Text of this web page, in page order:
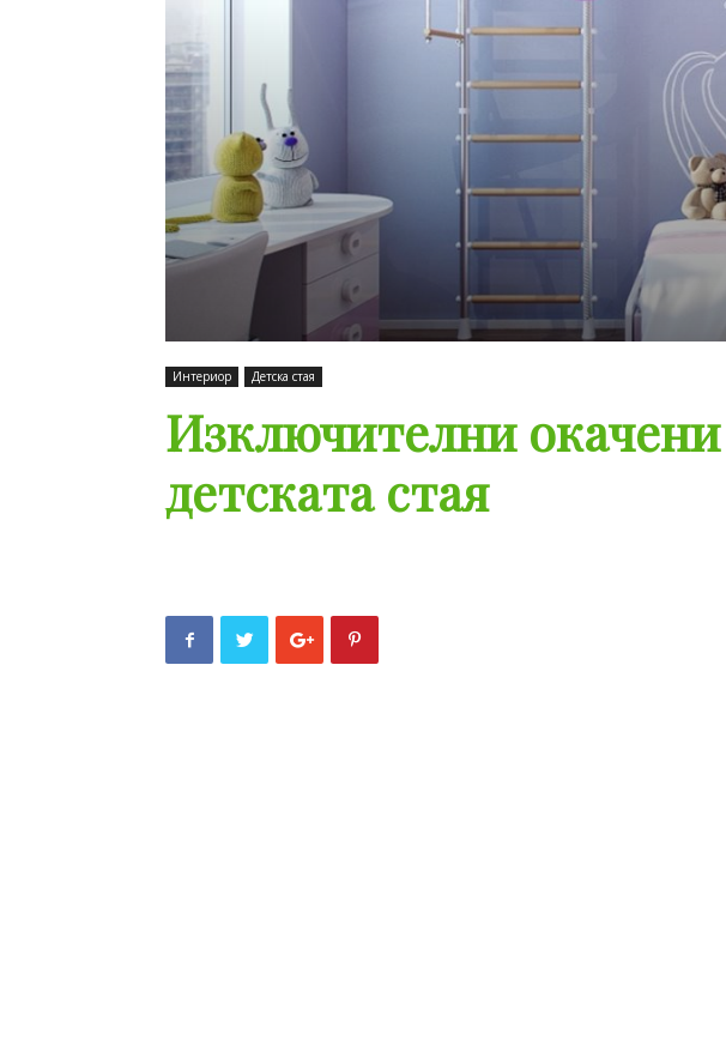
Интериор Детска стая
Изключителни окачени
детската стая